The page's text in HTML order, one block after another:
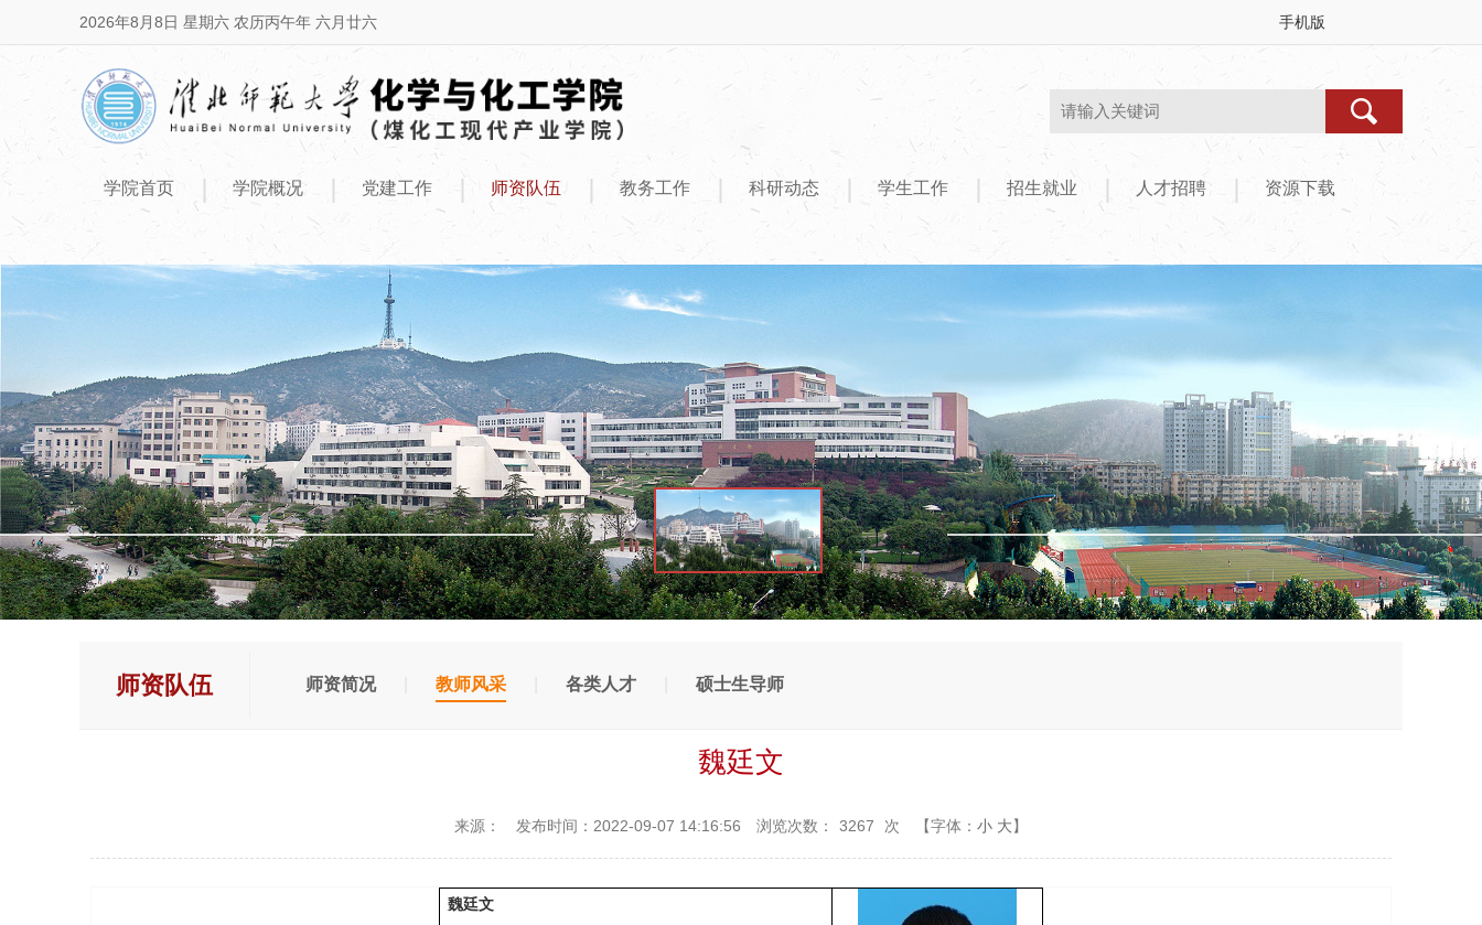
手机版
2026年8月8日 星期六 农历丙午年 六月廿六
学院首页 | 学院概况 | 党建工作 | 师资队伍 | 教务工作 | 科研动态 | 学生工作 | 招生就业 | 人才招聘 | 资源下载
师资简况 教师风采 各类人才 硕士生导师
师资队伍
魏廷文
来源： 发布时间：2022-09-07 14:16:56 浏览次数： 3267 次 【字体： 小 大】
魏廷文